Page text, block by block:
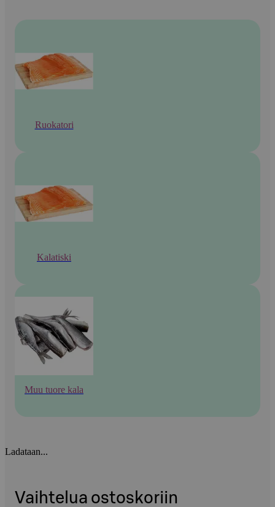
Ruokatori
Kalatiski
Muu tuore kala
Ladataan...
Vaihtelua ostoskoriin